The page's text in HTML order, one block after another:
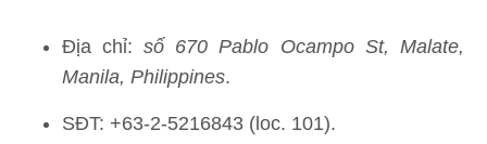
Địa chỉ: số 670 Pablo Ocampo St, Malate,
Manila, Philippines.
SĐT: +63-2-5216843​​​ (loc. 101).